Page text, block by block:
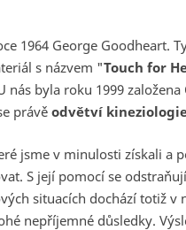
1964 George Goodheart.
s názvem "Touch for
byla roku 1999
právě odvětví
jsme v minulosti získali a
S její pomocí se odstraňují
situacích dochází totiž v
nepříjemné důsledky.